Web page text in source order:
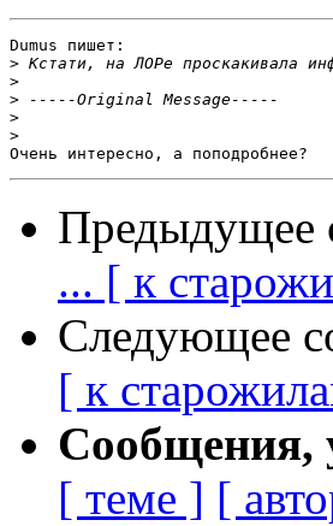
Dumus пишет:
>
>
>
>
>
Предыдущее
... [ к
Следующее
[ к
Сообщения,
[ теме ] [